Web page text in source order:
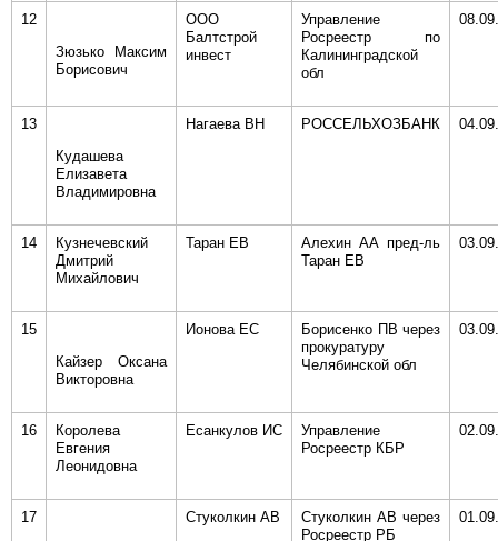
12
Зюзько Максим
Борисович
ООО
Балтстрой
инвест
Управление
Росреестр по
Калининградской
обл
13
Кудашева
Елизавета
Владимировна
Нагаева ВН РОССЕЛЬХОЗБАНК
14
Кузнечевский
Дмитрий
Михайлович
Таран ЕВ
Алехин АА пред-ль
Таран ЕВ
15
Кайзер Оксана
Викторовна
Ионова ЕС
Борисенко ПВ через
прокуратуру
Челябинской обл
16
Королева
Евгения
Леонидовна
Есанкулов ИС
Управление
Росреестр КБР
17 Стуколкин АВ
Стуколкин АВ через
Росреестр РБ